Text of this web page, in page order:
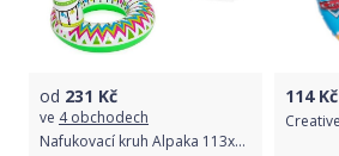
od 231 Kč
ve 4 obchodech
Nafukovací kruh Alpaka 113x109cm
114Kč